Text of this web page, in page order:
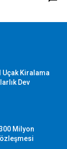
Uçak Kiralama
Dev
Milyon